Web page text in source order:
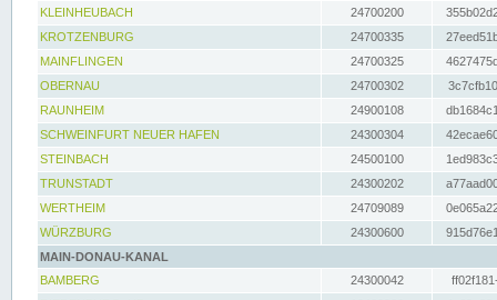
KLEINHEUBACH 24700200
KROTZENBURG
24700335
MAINFLINGEN
24700325
OBERNAU
24700302
RAUNHEIM
24900108
SCHWEINFURT NEUER HAFEN
24300304
STEINBACH
24500100
TRUNSTADT
24300202
WERTHEIM
24709089
WÜRZBURG
24300600
MAIN-DONAU-KANAL
BAMBERG
24300042